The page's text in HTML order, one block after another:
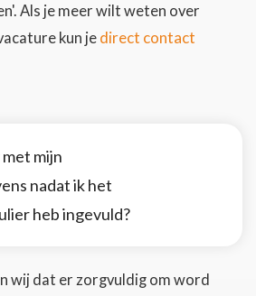
Als je meer wilt weten over
kun je direct contact
mijn
nadat ik het
heb ingevuld?
wij dat er zorgvuldig om word